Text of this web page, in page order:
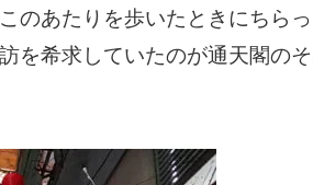
のあたりを歩いたときにちら
を希求していたのが通天閣の